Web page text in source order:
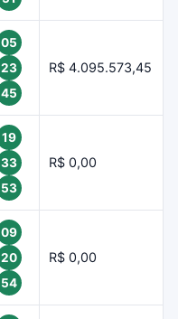
05
23
45
R$ 4.095.573,45
19
33
53
R$ 0,00
09
20
54
R$ 0,00